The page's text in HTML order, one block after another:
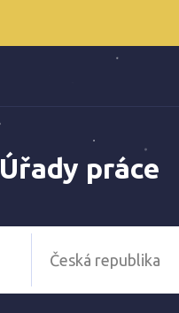
Úřady práce